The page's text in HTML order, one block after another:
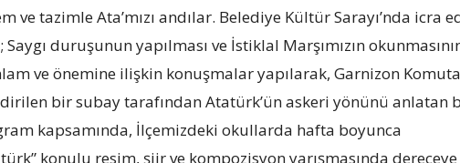
ve tazimle Ata’mızı andılar. Belediye Kültür Sarayı’nda icra
duruşunun yapılması ve İstiklal Marşımızın
ve önemine ilişkin konuşmalar yapılarak, Garnizon
bir subay tarafından Atatürk’ün askeri yönünü anlatan
kapsamında, İlçemizdeki okullarda hafta boyunca
konulu resim, şiir ve kompozisyon yarışmasında dereceye